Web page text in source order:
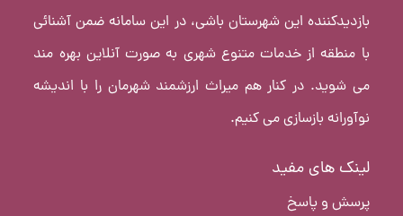
بازدیدکننده این شهرستان باشی، در این سامانه ضمن آشنائی
با منطقه از خدمات متنوع شهری به صورت آنلاین بهره مند
می شوید. در کنار هم میراث ارزشمند شهرمان را با اندیشه
نوآورانه بازسازی می کنیم.
لینک های مفید
پرسش و پاسخ